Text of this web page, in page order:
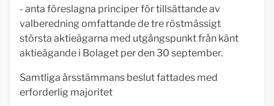
- anta föreslagna principer för tillsättande av
valberedning omfattande de tre röstmässigt
största aktieägarna med utgångspunkt från känt
aktieägande i Bolaget per den 30 september.
Samtliga årsstämmans beslut fattades med
erforderlig majoritet